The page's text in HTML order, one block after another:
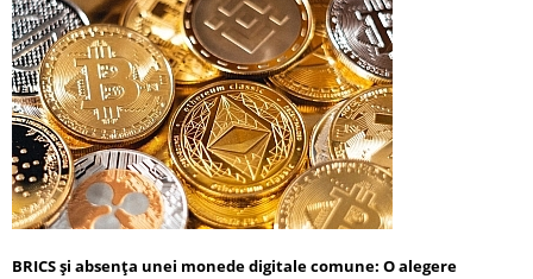
BRICS și absența unei monede digitale comune: O alegere